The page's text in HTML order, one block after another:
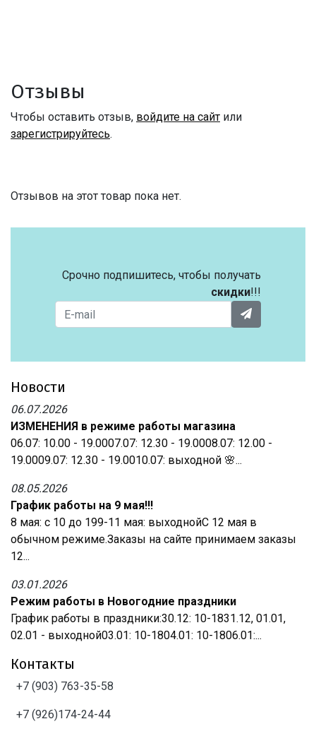
Отзывы
Чтобы оставить отзыв, войдите на сайт или
зарегистрируйтесь.
Отзывов на этот товар пока нет.
Срочно подпишитесь, чтобы получать
скидки!!!
Новости
06.07.2026
ИЗМЕНЕНИЯ в режиме работы магазина
06.07: 10.00 - 19.0007.07: 12.30 - 19.0008.07: 12.00 -
19.0009.07: 12.30 - 19.0010.07: выходной 🌸...
08.05.2026
График работы на 9 мая!!!
8 мая: с 10 до 199-11 мая: выходнойС 12 мая в
обычном режиме.Заказы на сайте принимаем заказы
12...
03.01.2026
Режим работы в Новогодние праздники
График работы в праздники:30.12: 10-1831.12, 01.01,
02.01 - выходной03.01: 10-1804.01: 10-1806.01:...
Контакты
+7 (903) 763-35-58
+7 (926)174-24-44